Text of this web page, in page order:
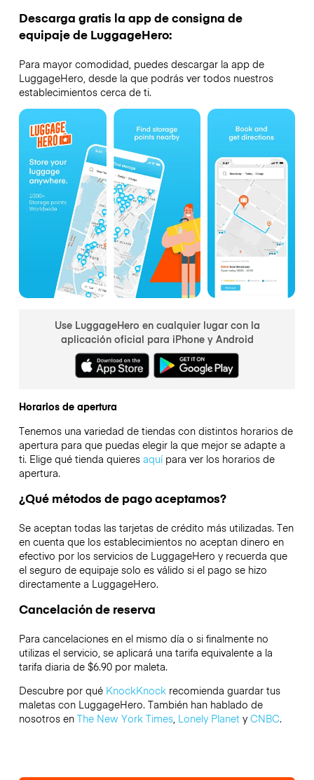
Descarga gratis la app de consigna de
equipaje de LuggageHero:
Para mayor comodidad, puedes descargar la app de
LuggageHero, desde la que podrás ver todos nuestros
establecimientos cerca de ti.
Use LuggageHero en cualquier lugar con la
aplicación oficial para iPhone y Android
Horarios de apertura
Tenemos una variedad de tiendas con distintos horarios de
apertura para que puedas elegir la que mejor se adapte a
ti. Elige qué tienda quieres aquípara ver los horarios de
apertura.
¿Qué métodos de pago aceptamos?
Se aceptan todas las tarjetas de crédito más utilizadas. Ten
en cuenta que los establecimientos no aceptan dinero en
efectivo por los servicios de LuggageHero y recuerda que
el seguro de equipaje solo es válido si el pago se hizo
directamente a LuggageHero.
Cancelación de reserva
Para cancelaciones en el mismo día o si finalmente no
utilizas el servicio, se aplicará una tarifa equivalente a la
tarifa diaria de $6.90 por maleta.
Descubre por qué KnockKnockrecomienda guardar tus
maletas con LuggageHero. También han hablado de
nosotros en The New York Times, Lonely Planety CNBC.